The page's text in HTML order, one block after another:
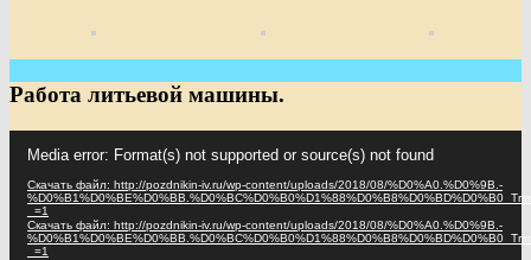
Работа литьевой машины.
Media error: Format(s) not supported or source(s) not found
Скачать файл: http://pozdnikin-iv.ru/wp-content/uploads/2018/08/%D0%A0.%D0%9B.-
_=1
Скачать файл: http://pozdnikin-iv.ru/wp-content/uploads/2018/08/%D0%A0.%D0%9B.-
_=1